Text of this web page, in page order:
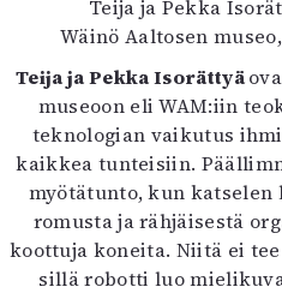
In
Teija ja Pekka
Wäinö Aaltosen
Teija ja Pekka Isorättyä
museoon eli WAM:iin
teknologian vaikutus
kaikkea tunteisiin.
myötätunto, kun
romusta ja rähjäisestä
koottuja koneita. Niitä ei
sillä robotti luo